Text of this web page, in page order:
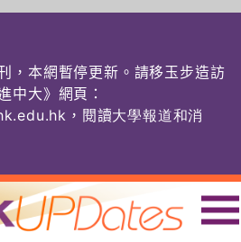
，本網暫停更新。請移玉步造訪
中大》網頁：
，閱讀大學報道和消